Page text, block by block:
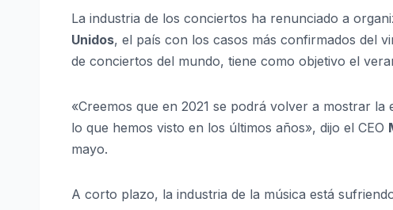
La industria de los conciertos ha renunciado a
Unidos, el país con los casos más confirmados del
de conciertos del mundo, tiene como objetivo el
«Creemos que en 2021 se podrá volver a mostrar
lo que hemos visto en los últimos años», dijo el CEO
mayo.
A corto plazo, la industria de la música está